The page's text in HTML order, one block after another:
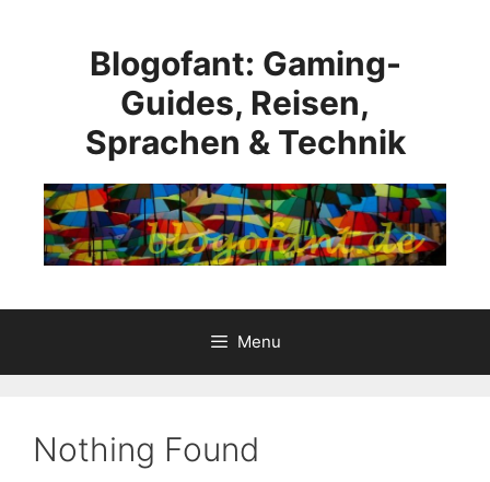
Blogofant: Gaming-
Guides, Reisen,
Sprachen & Technik
Menu
Nothing Found